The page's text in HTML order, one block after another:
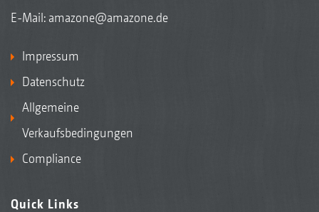
E-Mail: amazone@amazone.de
Impressum
Datenschutz
Allgemeine
Verkaufsbedingungen
Compliance
Quick Links